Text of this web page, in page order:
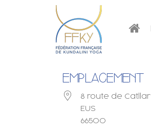
EMPLACEMENT
8 route de Catllar
EUS
66500